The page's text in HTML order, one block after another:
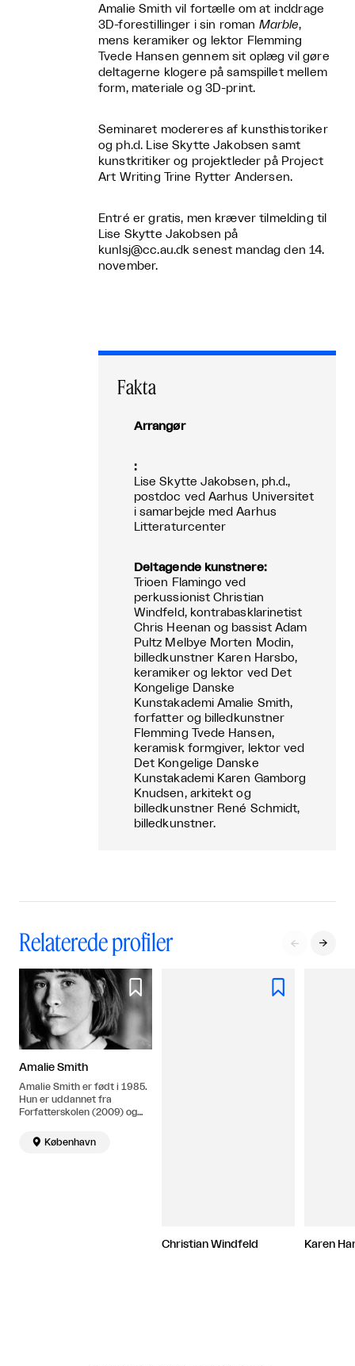
Amalie Smith vil fortælle om at inddrage
3D-forestillinger i sin roman Marble,
mens keramiker og lektor Flemming
Tvede Hansen gennem sit oplæg vil gøre
deltagerne klogere på samspillet mellem
form, materiale og 3D-print.
Seminaret modereres af kunsthistoriker
og ph.d. Lise Skytte Jakobsen samt
kunstkritiker og projektleder på Project
Art Writing Trine Rytter Andersen.
Entré er gratis, men kræver tilmelding til
Lise Skytte Jakobsen på
kunlsj@cc.au.dk senest mandag den 14.
november.
Fakta
Arrangør
:
Lise Skytte Jakobsen, ph.d.,
postdoc ved Aarhus Universitet
i samarbejde med Aarhus
Litteraturcenter
Deltagende kunstnere:
Trioen Flamingo ved
perkussionist Christian
Windfeld, kontrabasklarinetist
Chris Heenan og bassist Adam
Pultz Melbye Morten Modin,
billedkunstner Karen Harsbo,
keramiker og lektor ved Det
Kongelige Danske
Kunstakademi Amalie Smith,
forfatter og billedkunstner
Flemming Tvede Hansen,
keramisk formgiver, lektor ved
Det Kongelige Danske
Kunstakademi Karen Gamborg
Knudsen, arkitekt og
billedkunstner René Schmidt,
billedkunstner.
Relaterede profiler  

Amalie Smith
Amalie Smith er født i 1985.
Hun er uddannet fra
Forfatterskolen (2009) og
Kunstakademi (2015). Bor
og arbejder i København.
 København

Christian Windfeld Karen